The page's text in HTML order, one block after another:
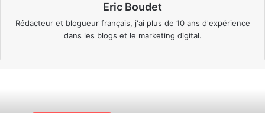
Eric Boudet
Rédacteur et blogueur français, j'ai plus de 10 ans d'expérience
dans les blogs et le marketing digital.